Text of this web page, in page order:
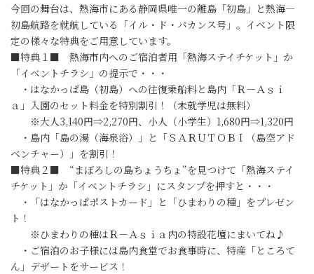
今回の舞台は、熱海市にある静岡県唯一の離島「初島」と熱海―
初島航路を就航している「イル・ド・バカンス号」。イベント限
定の様々な特典をご用意しています。
■特典１■ 熱海市内へのご宿泊者用「熱海ステイチケット」か
「イベントチラシ」の提示で・・・
・はなかっぱ島（初島）への往復乗船料と島内「Ｒ－Ａｓｉ
ａ」入園のセット料金を特別割引！（未就学児は無料）
※大人3,140円⇒2,270円、小人（小学生）1,680円⇒1,320円
・島内「島の湯（海泉浴）」と「ＳＡＲＵＴＯＢＩ（島空アド
ベンチャー）」を割引！
■特典２■ “まぼろしの島ちょうちょ”を見つけて「熱海ステイ
チケット」か「イベントチラシ」にスタンプを押すと・・・
・「はなかっぱポストカード」と「ひまわりの種」をプレゼン
ト！
※ひまわりの種はＲ－Ａｓｉａ内の特設花壇にまいてね♪
・ご宿泊のお子様には島内食堂でお食事時に、特産「ところて
ん」デザートをサービス！